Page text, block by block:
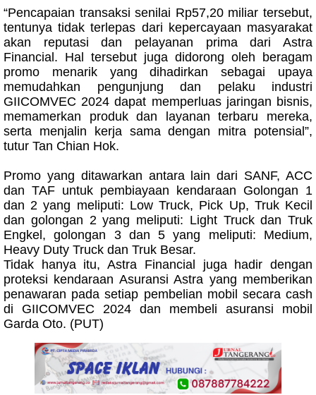
“Pencapaian transaksi senilai Rp57,20 miliar tersebut,
tentunya tidak terlepas dari kepercayaan masyarakat
akan reputasi dan pelayanan prima dari Astra
Financial. Hal tersebut juga didorong oleh beragam
promo menarik yang dihadirkan sebagai upaya
memudahkan pengunjung dan pelaku industri
GIICOMVEC 2024 dapat memperluas jaringan bisnis,
memamerkan produk dan layanan terbaru mereka,
serta menjalin kerja sama dengan mitra potensial”,
tutur Tan Chian Hok.
Promo yang ditawarkan antara lain dari SANF, ACC
dan TAF untuk pembiayaan kendaraan Golongan 1
dan 2 yang meliputi: Low Truck, Pick Up, Truk Kecil
dan golongan 2 yang meliputi: Light Truck dan Truk
Engkel, golongan 3 dan 5 yang meliputi: Medium,
Heavy Duty Truck dan Truk Besar.
Tidak hanya itu, Astra Financial juga hadir dengan
proteksi kendaraan Asuransi Astra yang memberikan
penawaran pada setiap pembelian mobil secara cash
di GIICOMVEC 2024 dan membeli asuransi mobil
Garda Oto. (PUT)